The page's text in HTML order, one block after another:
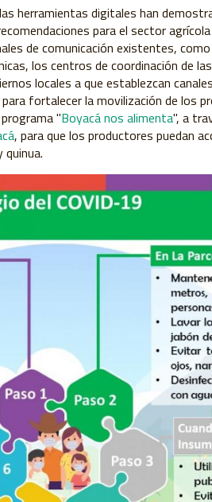
las herramientas digitales han
para el sector
de comunicación existentes,
los centros de coordinación de
locales a que establezcan
fortalecer la movilización de los
"Boyacá nos alimenta", a
, para que los productores puedan